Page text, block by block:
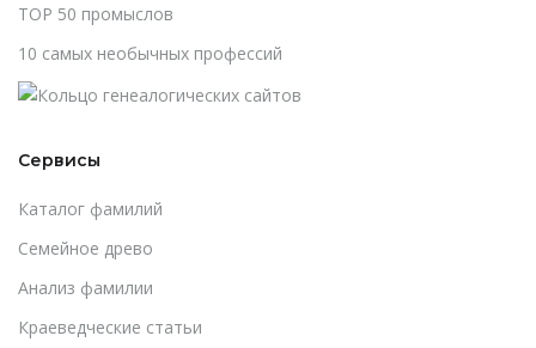
TOP 50 промыслов
10 самых необычных профессий
Сервисы
Каталог фамилий
Cемейное древо
Анализ фамилии
Краеведческие статьи